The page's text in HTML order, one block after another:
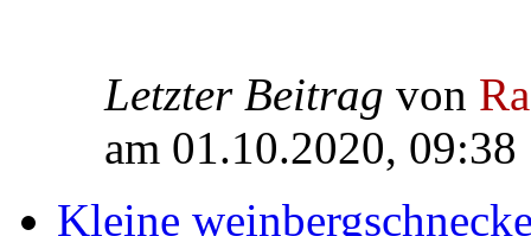
Letzter Beitrag von
am 01.10.2020, 09:38
Kleine